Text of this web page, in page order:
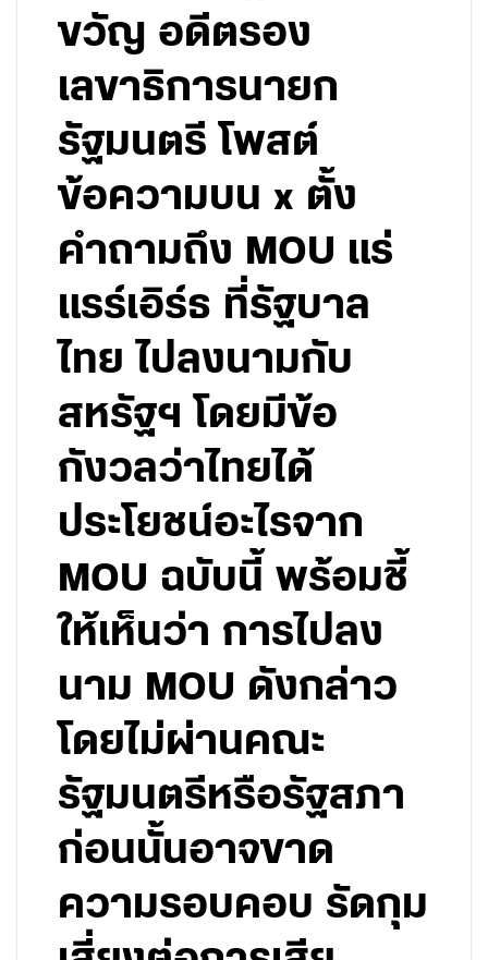
ขวัญ อดีตรอง
เลขาธิการนายก
รัฐมนตรี โพสต์
ข้อความบน x ตั้ง
คำถามถึง MOU แร่
แรร์เอิร์ธ ที่รัฐบาล
ไทย ไปลงนามกับ
สหรัฐฯ โดยมีข้อ
กังวลว่าไทยได้
ประโยชน์อะไรจาก
MOU ฉบับนี้ พร้อมชี้
ให้เห็นว่า การไปลง
นาม MOU ดังกล่าว
โดยไม่ผ่านคณะ
รัฐมนตรีหรือรัฐสภา
ก่อนนั้นอาจขาด
ความรอบคอบ รัดกุม